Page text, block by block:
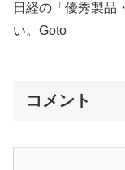
日経の「優秀製品
い。Goto
コメント